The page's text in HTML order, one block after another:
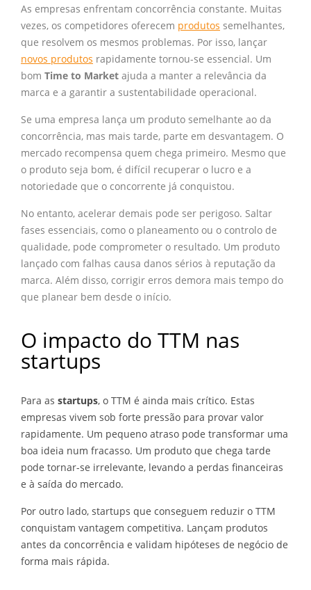
As empresas enfrentam concorrência constante. Muitas
vezes, os competidores oferecem produtos semelhantes,
que resolvem os mesmos problemas. Por isso, lançar
novos produtos rapidamente tornou-se essencial. Um
bom Time to Market ajuda a manter a relevância da
marca e a garantir a sustentabilidade operacional.
Se uma empresa lança um produto semelhante ao da
concorrência, mas mais tarde, parte em desvantagem. O
mercado recompensa quem chega primeiro. Mesmo que
o produto seja bom, é difícil recuperar o lucro e a
notoriedade que o concorrente já conquistou.
No entanto, acelerar demais pode ser perigoso. Saltar
fases essenciais, como o planeamento ou o controlo de
qualidade, pode comprometer o resultado. Um produto
lançado com falhas causa danos sérios à reputação da
marca. Além disso, corrigir erros demora mais tempo do
que planear bem desde o início.
O impacto do TTM nas
startups
Para as startups, o TTM é ainda mais crítico. Estas
empresas vivem sob forte pressão para provar valor
rapidamente. Um pequeno atraso pode transformar uma
boa ideia num fracasso. Um produto que chega tarde
pode tornar-se irrelevante, levando a perdas financeiras
e à saída do mercado.
Por outro lado, startups que conseguem reduzir o TTM
conquistam vantagem competitiva. Lançam produtos
antes da concorrência e validam hipóteses de negócio de
forma mais rápida.